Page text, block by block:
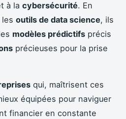
à la cybersécurité. En
outils de data science, ils
modèles prédictifs précis
précieuses pour la prise
qui, maîtrisent ces
équipées pour naviguer
financier en constante